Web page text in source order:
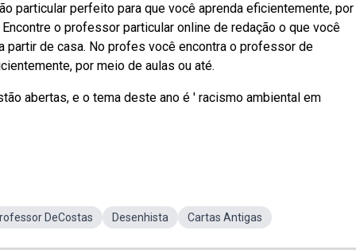
particular perfeito para que você aprenda eficientemente, por
o professor particular online de redação o que você
partir de casa. No profes você encontra o professor de
por meio de aulas ou até.
abertas, e o tema deste ano é ' racismo ambiental em
DeCostas Desenhista Cartas Antigas